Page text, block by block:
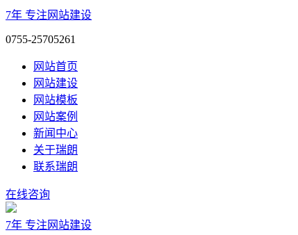
7年 专注网站建设
0755-25705261
网站首页
网站建设
网站模板
网站案例
新闻中心
关于瑞朗
联系瑞朗
在线咨询
7年 专注网站建设